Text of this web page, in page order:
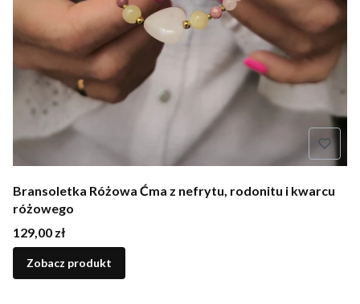
Bransoletka Różowa Ćma z nefrytu, rodonitu i kwarcu
różowego
Cena
129,00 zł
Zobacz produkt